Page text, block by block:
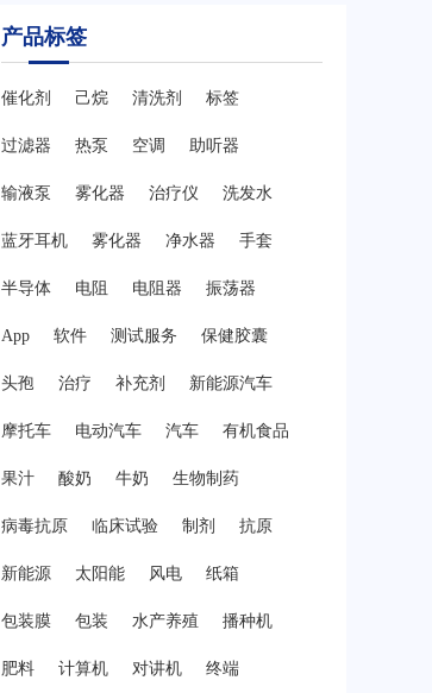
产品标签
催化剂 己烷 清洗剂 标签
过滤器 热泵 空调 助听器
输液泵 雾化器 治疗仪 洗发水
蓝牙耳机 雾化器 净水器 手套
半导体 电阻 电阻器 振荡器
App 软件 测试服务 保健胶囊
头孢 治疗 补充剂 新能源汽车
摩托车 电动汽车 汽车 有机食品
果汁 酸奶 牛奶 生物制药
病毒抗原 临床试验 制剂 抗原
新能源 太阳能 风电 纸箱
包装膜 包装 水产养殖 播种机
肥料 计算机 对讲机 终端